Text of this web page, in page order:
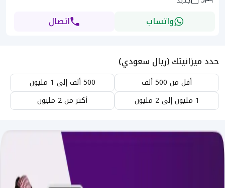
واتساب اتصال
حدد ميزانيتك (ريال سعودي)
أقل من 500 ألف
500 ألف إلى 1 مليون
1 مليون إلى 2 مليون
أكثر من 2 مليون